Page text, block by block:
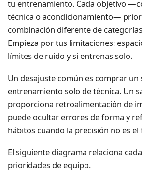
tu entrenamiento. Cada objetivo
técnica o acondicionamiento—
combinación diferente de
Empieza por tus limitaciones:
límites de ruido y si entrenas solo.
Un desajuste común es comprar un
entrenamiento solo de técnica. Un
proporciona retroalimentación de
puede ocultar errores de forma y
hábitos cuando la precisión no es el
El siguiente diagrama relaciona
prioridades de equipo.